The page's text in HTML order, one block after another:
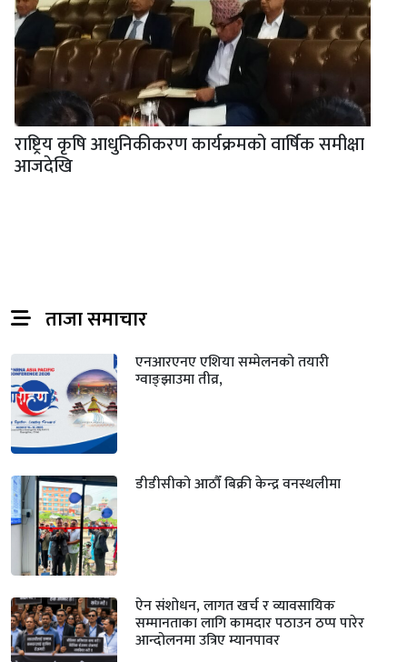
राष्ट्रिय कृषि आधुनिकीकरण कार्यक्रमको वार्षिक समीक्षा
आजदेखि
ताजा समाचार
एनआरएनए एशिया सम्मेलनको तयारी
ग्वाङ्झाउमा तीव्र,
डीडीसीको आठौँ बिक्री केन्द्र वनस्थलीमा
ऐन संशोधन, लागत खर्च र व्यावसायिक
सम्मानताका लागि कामदार पठाउन ठप्प पारेर
आन्दोलनमा उत्रिए म्यानपावर